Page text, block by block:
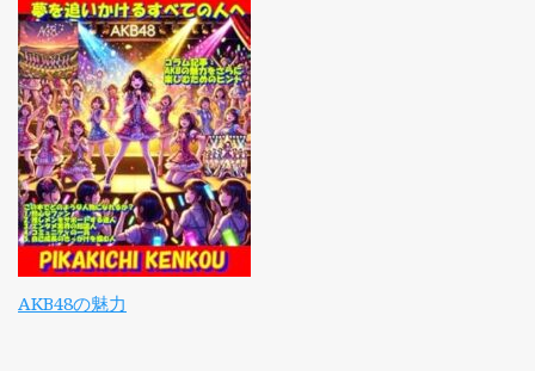
AKB48の魅力